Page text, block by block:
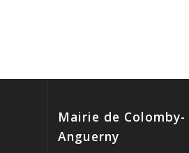
Mairie de Colomby-
Anguerny